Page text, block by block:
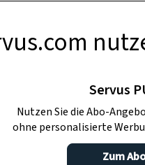
Servus
Nutzen Sie die Abo-
ohne personalisierte
Zum